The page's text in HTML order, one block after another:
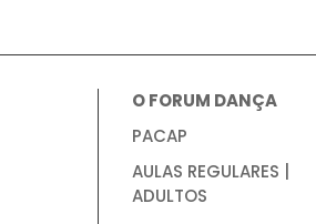
O FORUM DANÇA
PACAP
AULAS REGULARES |
ADULTOS